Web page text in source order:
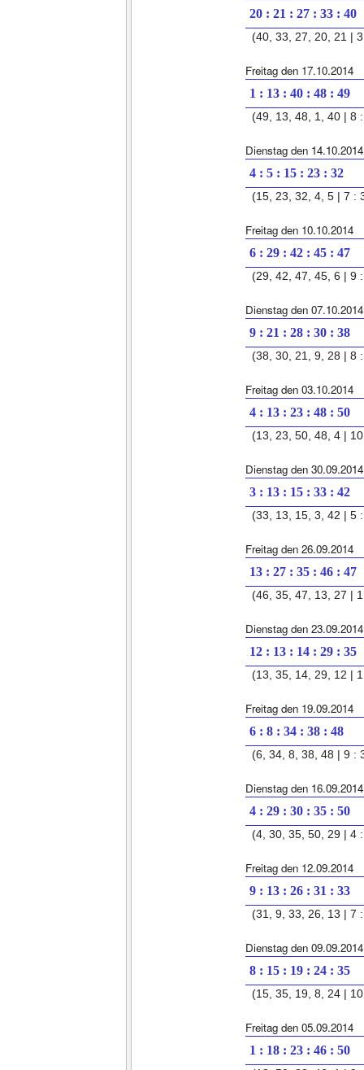
20 : 21 : 27 : 33 : 40
(40, 33, 27, 20, 21 |
Freitag den 17.10.2014
1 : 13 : 40 : 48 : 49
(49, 13, 48, 1, 40 | 8
Dienstag den 14.10.2014
4 : 5 : 15 : 23 : 32
(15, 23, 32, 4, 5 | 7 :
Freitag den 10.10.2014
6 : 29 : 42 : 45 : 47
(29, 42, 47, 45, 6 | 9
Dienstag den 07.10.2014
9 : 21 : 28 : 30 : 38
(38, 30, 21, 9, 28 | 8
Freitag den 03.10.2014
4 : 13 : 23 : 48 : 50
(13, 23, 50, 48, 4 |
Dienstag den 30.09.2014
3 : 13 : 15 : 33 : 42
(33, 13, 15, 3, 42 | 5
Freitag den 26.09.2014
13 : 27 : 35 : 46 : 47
(46, 35, 47, 13, 27 |
Dienstag den 23.09.2014
12 : 13 : 14 : 29 : 35
(13, 35, 14, 29, 12 |
Freitag den 19.09.2014
6 : 8 : 34 : 38 : 48
(6, 34, 8, 38, 48 | 9 :
Dienstag den 16.09.2014
4 : 29 : 30 : 35 : 50
(4, 30, 35, 50, 29 | 4
Freitag den 12.09.2014
9 : 13 : 26 : 31 : 33
(31, 9, 33, 26, 13 | 7
Dienstag den 09.09.2014
8 : 15 : 19 : 24 : 35
(15, 35, 19, 8, 24 |
Freitag den 05.09.2014
1 : 18 : 23 : 46 : 50